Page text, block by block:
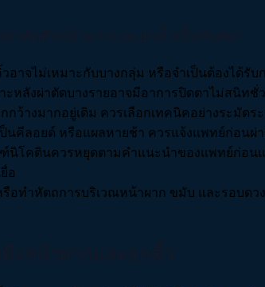
อาจไม่เหมาะกับบางกลุ่ม หรือจำเป็นต้องได้รับ
ะหลังผ่าตัดบางรายอาจมีอาการปิดตาไม่สนิท
ว้างมากอยู่เดิม ควรเลือกเทคนิคอย่างระมัด
นคีลอยด์ หรือแผลหายช้า ควรแจ้งแพทย์ก่อน
โคตินควรหยุดตามคำแนะนำของแพทย์ก่อนแ
อ
อทำหัตถการบริเวณหน้าผาก ขมับ และรอบดว